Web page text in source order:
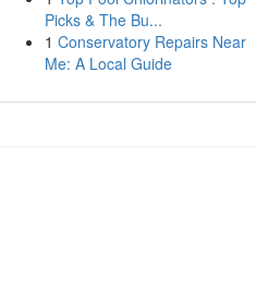
Picks & The Bu...
1 Conservatory Repairs Near
Me: A Local Guide